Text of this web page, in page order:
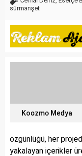
sürmanşet
Koozmo Medya
özgünlüğü, her
yakalayan içerikler